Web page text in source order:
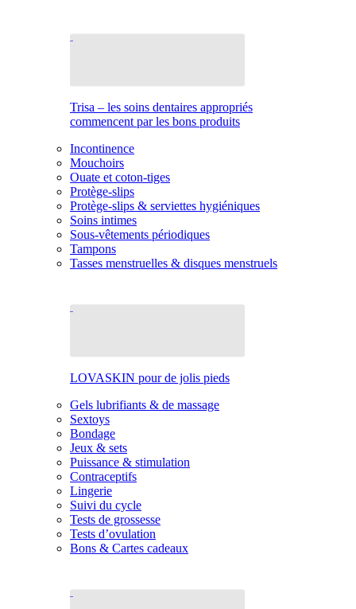
Trisa – les soins dentaires appropriés
commencent par les bons produits
Incontinence
Mouchoirs
Ouate et coton-tiges
Protège-slips
Protège-slips & serviettes hygiéniques
Soins intimes
Sous-vêtements périodiques
Tampons
Tasses menstruelles & disques menstruels
LOVASKIN pour de jolis pieds
Gels lubrifiants & de massage
Sextoys
Bondage
Jeux & sets
Puissance & stimulation
Contraceptifs
Lingerie
Suivi du cycle
Tests de grossesse
Tests d’ovulation
Bons & Cartes cadeaux